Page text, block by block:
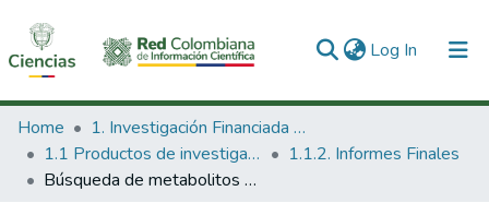
Log In (current)
Communities & Collections
All of DSpace
Home
1. Investigación Financiada con Recursos Públicos
1.1 Productos de investigación
1.1.2. Informes Finales
Búsqueda de metabolitos secundarios con propiedades insecticidas pertenecientes a las familias Myristicaceae, Lauraceae y Rutaceae para el control de insectos plaga del genero Sitophilus que atacan cereales como el maiz y el arroz.